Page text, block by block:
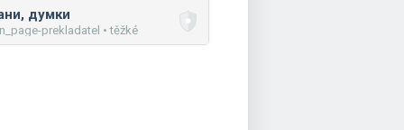
думки
prekladatel • těžké